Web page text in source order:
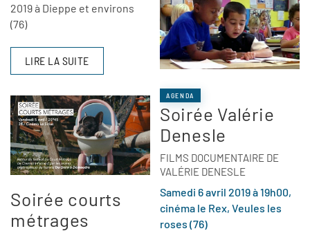
2019 à Dieppe et environs
(76)
LIRE LA SUITE
Soirée courts
métrages
AGENDA
Soirée Valérie
Denesle
FILMS DOCUMENTAIRE DE
VALÉRIE DENESLE
Samedi 6 avril 2019 à 19h00,
cinéma le Rex, Veules les
roses (76)